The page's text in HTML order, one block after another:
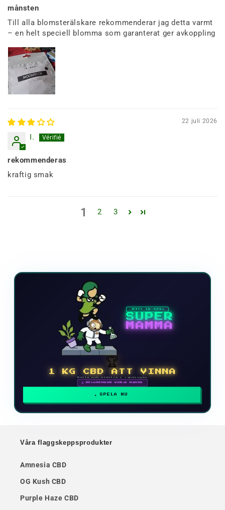
månsten
Till alla blomsterälskare rekommenderar jag detta varmt
– en helt speciell blomma som garanterat ger avkoppling
22 juli 2026
I.
rekommenderas
kraftig smak
1 2 3
NYTT TV-SPEL
SUPER
MAMMA
🏆
1 KG CBD ATT VINNA
Delta och klättra i rankingen
🗓 BELÖNINGAR VARJE MÅNAD
SPELA NU
Våra flaggskeppsprodukter
Amnesia CBD
OG Kush CBD
Purple Haze CBD